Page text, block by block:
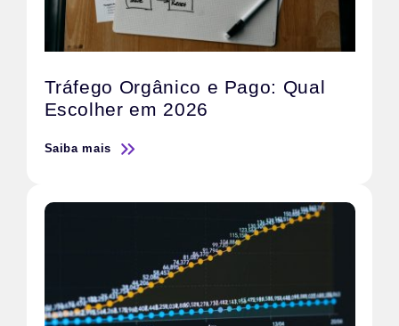
Tráfego Orgânico e Pago: Qual
Escolher em 2026
Saiba mais